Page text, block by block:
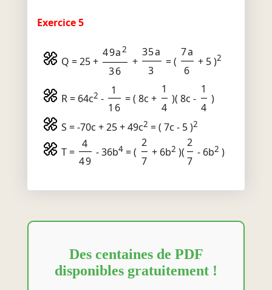
Exercice 5
Q = 25 +
49a2
36
+
35a
3
= (
7a
6
+ 5 )2
R = 64c2 -
1
16
= ( 8c +
1
4
)( 8c -
1
4
)
S = -70c + 25 + 49c2 = ( 7c - 5 )2
T =
4
49
- 36b4 = (
2
7
+ 6b2 )(
2
7
- 6b2 )
Des centaines de PDF
disponibles gratuitement !